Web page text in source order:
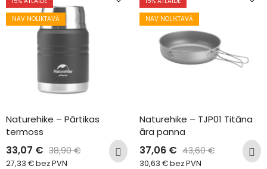
NAV NOLIKTAVĀ
Naturehike – Pārtikas
termoss
33,07 € 38,90€
27,33 €bez PVN
NAV NOLIKTAVĀ
Naturehike – TJP01 Titāna
āra panna
37,06 € 43,60€
30,63 €bez PVN